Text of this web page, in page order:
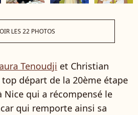
LES 22 PHOTOS
Tenoudji et Christian
départ de la 20ème étape
Nice qui a récompensé le
qui remporte ainsi sa